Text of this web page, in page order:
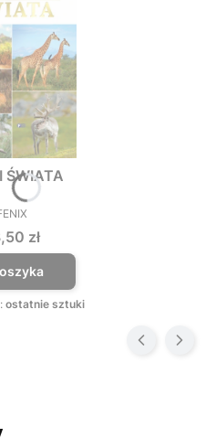
ŚWIATA
PRODUCENT
zł
ostatnie sztuki